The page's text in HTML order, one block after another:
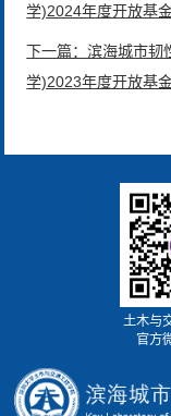
学)2024年度开放基
下一篇：滨海城市韧
学)2023年度开放基
土木与
官方